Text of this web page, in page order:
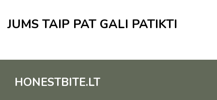
JUMS TAIP PAT GALI PATIKTI
HONESTBITE.LT